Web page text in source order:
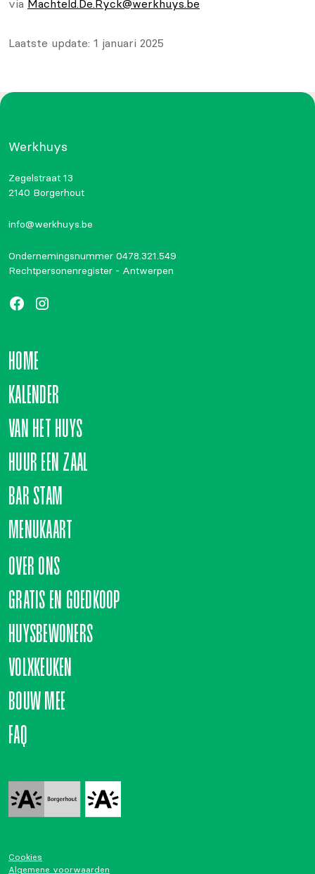
via Machteld.De.Ryck@werkhuys.be
Laatste update: 1 januari 2025
Werkhuys
Zegelstraat 13
2140 Borgerhout
info@werkhuys.be
Ondernemingsnummer 0478.321.549
Rechtpersonenregister - Antwerpen
HOME
KALENDER
VAN HET HUYS
HUUR EEN ZAAL
BAR STAM
MENUKAART
OVER ONS
GRATIS EN GOEDKOOP
HUYSBEWONERS
VOLXKEUKEN
BOUW MEE
FAQ
Algemene voorwaarden
Cookies